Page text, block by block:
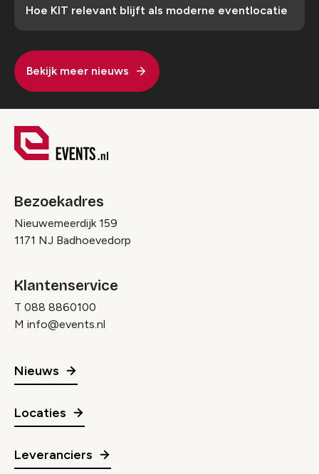
Hoe KIT relevant blijft als moderne eventlocatie
Bekijk meer nieuws
Bezoekadres
Nieuwemeerdijk 159
1171 NJ Badhoevedorp
Klantenservice
T 088 8860100
M info@events.nl
Nieuws
Locaties
Leveranciers